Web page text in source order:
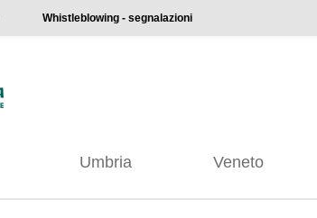
Whistleblowing - segnalazioni
Umbria Veneto